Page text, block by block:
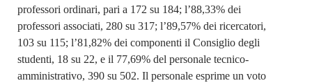
professori ordinari, pari a 172 su 184; l’88,33% dei
professori associati, 280 su 317; l’89,57% dei ricercatori,
103 su 115; l’81,82% dei componenti il Consiglio degli
studenti, 18 su 22, e il 77,69% del personale tecnico-
amministrativo, 390 su 502. Il personale esprime un voto